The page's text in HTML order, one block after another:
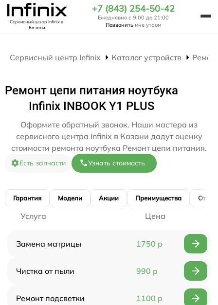
Сервисный центр Infinixв
Казани
+7 (843) 254-50-42
Ежедневно с 9:00 до 21:00
Позвонить мне утром
Сервисный центр Infinix Каталог устройств
Ремонт цепи питания ноутбука
Infinix INBOOK Y1 PLUS
Оформите обратный звонок. Наши мастера из
сервисного центра Infinix в Казани дадут оценку
стоимости ремонта ноутбука Ремонт цепи питания.
Есть запчасти Узнать стоимость
Гарантия Модели Акции Преимущества
Услуга Цена
Замена матрицы 1750 р
Чистка от пыли 990 р
Ремонт подсветки 1100 р